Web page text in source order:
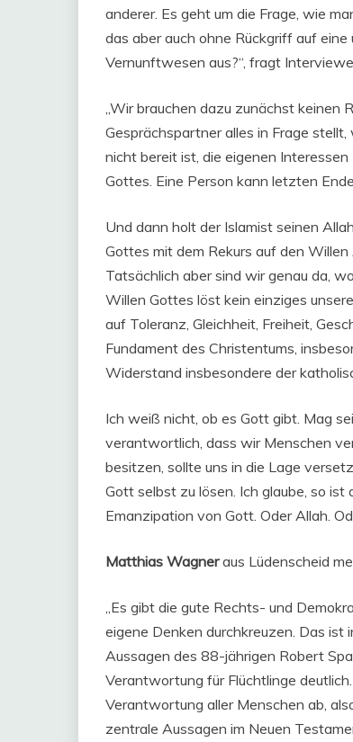
anderer. Es geht um die Frage, wie
das aber auch ohne Rückgriff auf
Vernunftwesen aus?“, fragt
„Wir brauchen dazu zunächst keinen
Gesprächspartner alles in Frage
nicht bereit ist, die eigenen
Gottes. Eine Person kann letzten
Und dann holt der Islamist seinen
Gottes mit dem Rekurs auf den
Tatsächlich aber sind wir genau da,
Willen Gottes löst kein einziges
auf Toleranz, Gleichheit, Freiheit,
Fundament des Christentums,
Widerstand insbesondere der
Ich weiß nicht, ob es Gott gibt. Mag
verantwortlich, dass wir Menschen
besitzen, sollte uns in die Lage
Gott selbst zu lösen. Ich glaube, so
Emanzipation von Gott. Oder Allah.
Matthias Wagneraus Lüdenscheid
„Es gibt die gute Rechts- und
eigene Denken durchkreuzen. Das
Aussagen des 88-jährigen Robert
Verantwortung für Flüchtlinge
Verantwortung aller Menschen ab,
zentrale Aussagen im Neuen